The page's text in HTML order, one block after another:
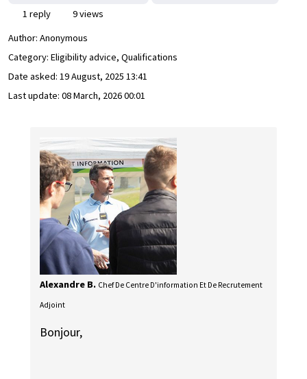
1 reply
9 views
Author: Anonymous
Category: Eligibility advice, Qualifications
Date asked: 19 August, 2025 13:41
Last update: 08 March, 2026 00:01
Alexandre B. Chef De Centre D'information Et De Recrutement
Adjoint
Bonjour,